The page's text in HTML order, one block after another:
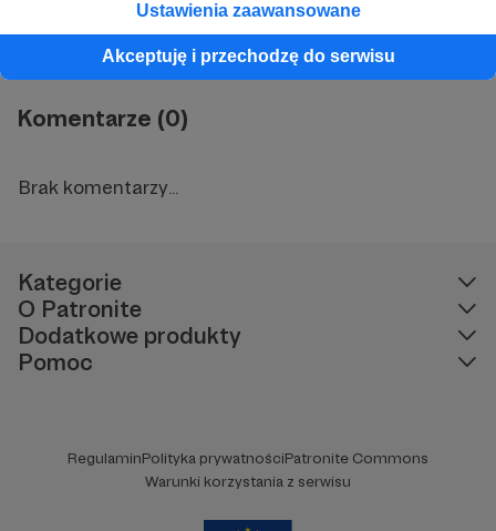
Ustawienia zaawansowane
Akceptuję i przechodzę do serwisu
Świeży numer na aktualny temat - NO 84.
już w sprzedaży
Komentarze (0)
Brak komentarzy...
Kategorie
O Patronite
Dodatkowe produkty
Pomoc
RegulaminPolityka prywatnościPatronite Commons
Warunki korzystania z serwisu